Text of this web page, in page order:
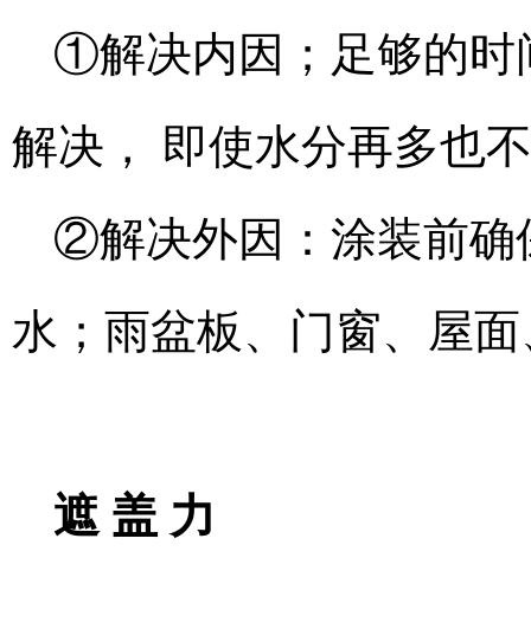
①解决内因；足够的时
解决， 即使水分再多也
②解决外因：涂装前确
水；雨盆板、门窗、屋
遮 盖 力